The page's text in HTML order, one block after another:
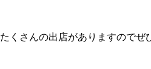
たくさんの出店がありますのでぜ